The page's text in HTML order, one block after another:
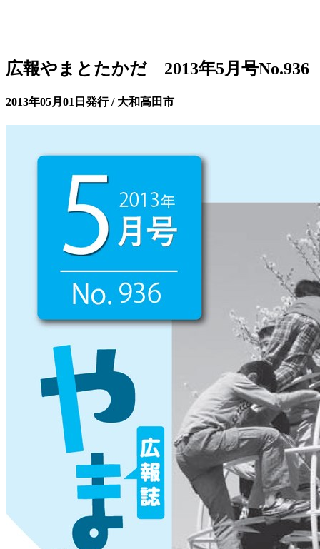
広報やまとたかだ 2013年5月号No.936
2013年05月01日発行 / 大和高田市